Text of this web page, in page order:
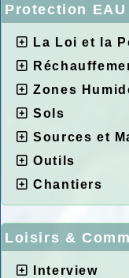
Protection EAU
La Loi et la
Zones
Sols
Sources et
Outils
Chantiers
Loisirs &
Interview